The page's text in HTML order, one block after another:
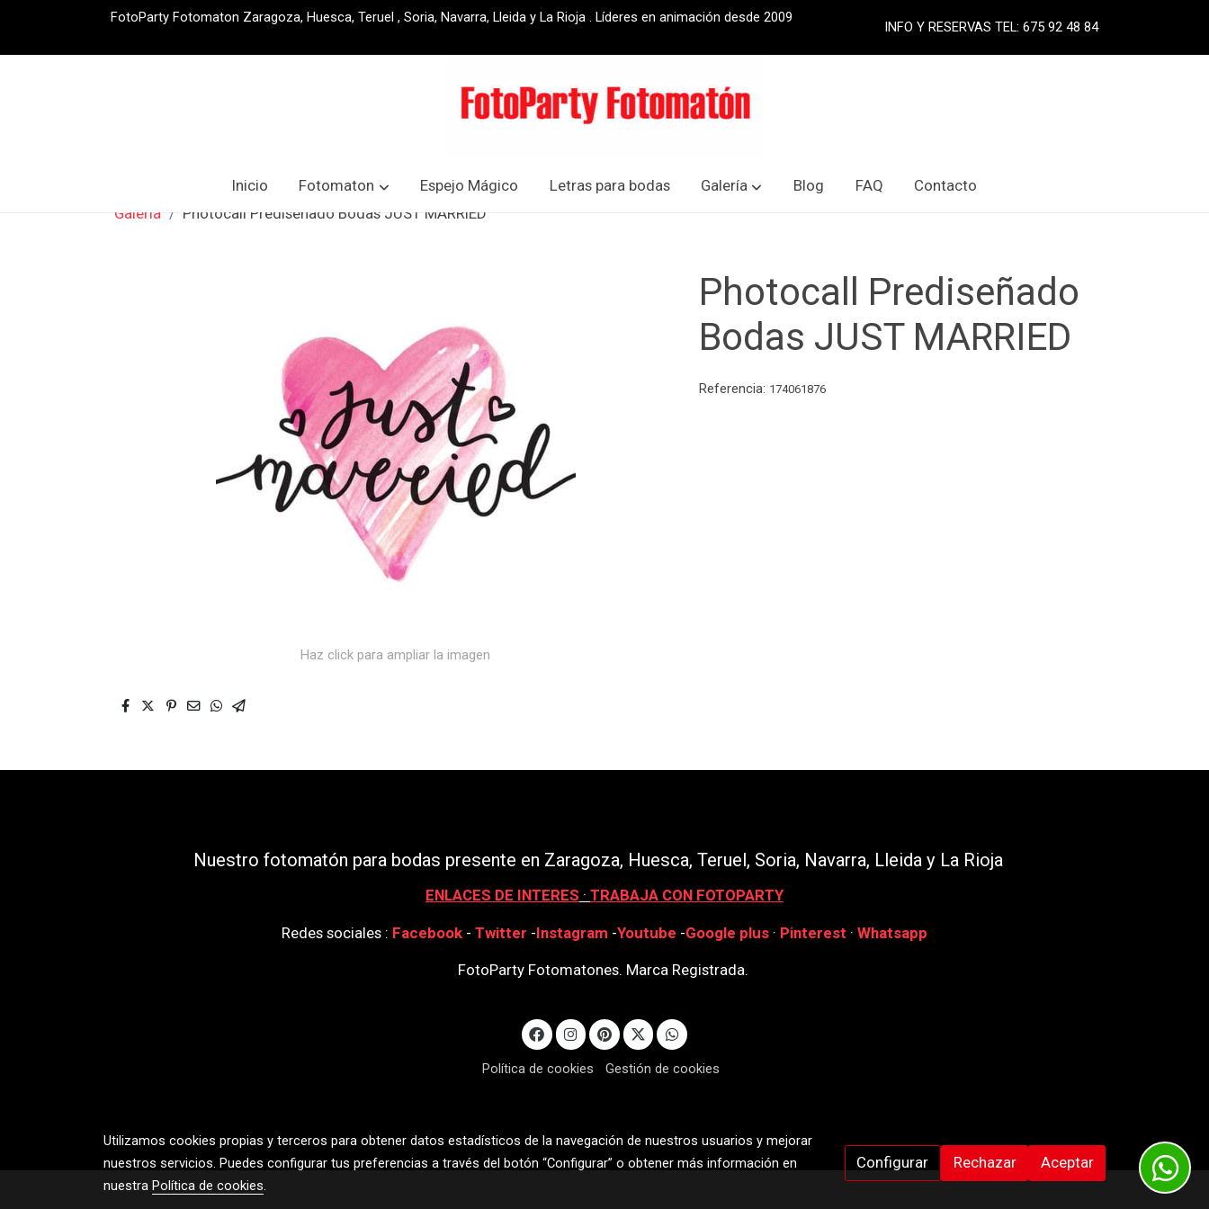
FotoParty Fotomaton Zaragoza, Huesca, Teruel , Soria, Navarra, Lleida y La Rioja . Líderes en animación desde 2009
INFO Y RESERVAS TEL: 675 92 48 84
Inicio Fotomaton Espejo Mágico Letras para bodas Galería Blog FAQ
Contacto
Galería
Photocall Prediseñado Bodas JUST MARRIED
Haz click para ampliar la imagen
Photocall Prediseñado
Bodas JUST MARRIED
Referencia: 174061876
Nuestro fotomatón para bodas presente en Zaragoza, Huesca, Teruel, Soria, Navarra, Lleida y La Rioja
ENLACES DE INTERES · TRABAJA CON FOTOPARTY
Redes sociales : Facebook - Twitter -Instagram -Youtube -Google plus · Pinterest · Whatsapp
FotoParty Fotomatones. Marca Registrada.
Política de cookies Gestión de cookies
Utilizamos cookies propias y terceros para obtener datos estadísticos de la navegación de nuestros usuarios y mejorar
nuestros servicios. Puedes configurar tus preferencias a través del botón “Configurar” o obtener más información en
nuestra Política de cookies.
Configurar Rechazar Aceptar